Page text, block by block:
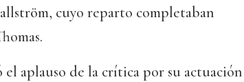
cuyo reparto completaban
aplauso de la crítica por su actuación